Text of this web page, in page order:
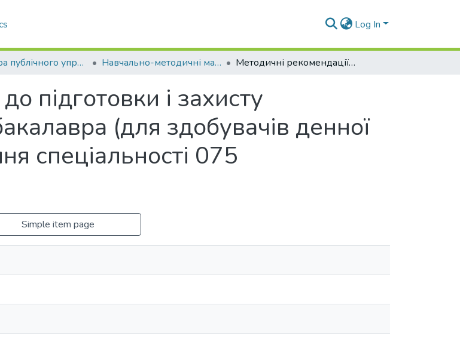
Log In
кафедра публічного управління, менеджменту та маркетингу Навчально-методичні матеріали (КПУММ) Методичні рекомендації до підготовки і захисту кваліфікаційної роботи бакалавра (для здобувачів денної та заочної форми навчання спеціальності 075 «Маркетинг»)
підготовки і захисту
(для здобувачів денної
спеціальності 075
Simple item page